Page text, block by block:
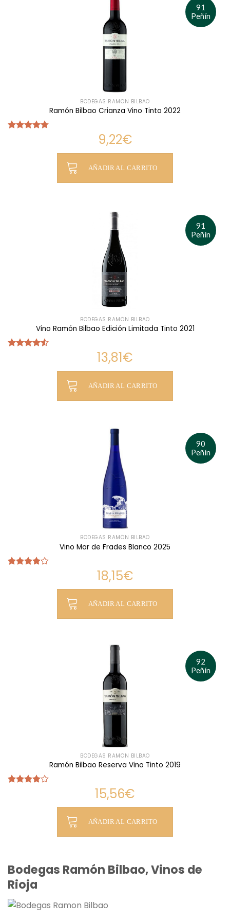
Bodegas Ramón Bilbao, Vinos de
Rioja
91
Peñín
BODEGAS RAMÓN BILBAO
Ramón Bilbao Crianza Vino Tinto 2022
9,22€
AÑADIR AL CARRITO
91
Peñín
BODEGAS RAMÓN BILBAO
Vino Ramón Bilbao Edición Limitada Tinto 2021
13,81€
AÑADIR AL CARRITO
90
Peñín
BODEGAS RAMÓN BILBAO
Vino Mar de Frades Blanco 2025
18,15€
AÑADIR AL CARRITO
92
Peñín
BODEGAS RAMÓN BILBAO
Ramón Bilbao Reserva Vino Tinto 2019
15,56€
AÑADIR AL CARRITO